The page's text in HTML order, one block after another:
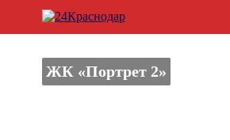
ЖК «Портрет 2»